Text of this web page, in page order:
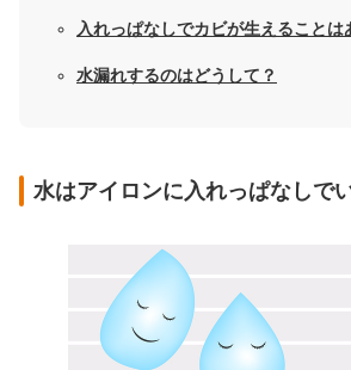
入れっぱなしでカビが生えることは
水漏れするのはどうして？
水はアイロンに入れっぱなしで